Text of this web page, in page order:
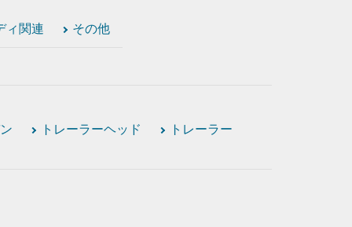
ィ関連 その他
トレーラーヘッド
トレーラー